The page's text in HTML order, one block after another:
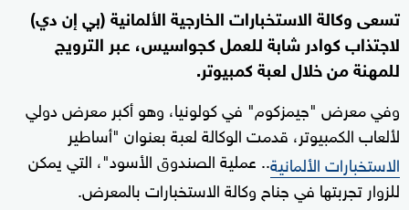
تسعى وكالة الاستخبارات الخارجية الألمانية (بي إن دي)
لاجتذاب كوادر شابة للعمل كجواسيس، عبر الترويج
للمهنة من خلال لعبة كمبيوتر.
وفي معرض "جيمزكوم" في كولونيا، وهو أكبر معرض دولي
لألعاب الكمبيوتر، قدمت الوكالة لعبة بعنوان "أساطير
الاستخبارات الألمانية.. عملية الصندوق الأسود"، التي يمكن
للزوار تجربتها في جناح وكالة الاستخبارات بالمعرض.